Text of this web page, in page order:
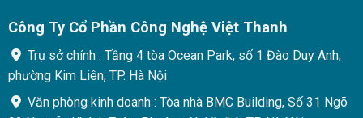
Công Ty Cổ Phần Công Nghệ Việt Thanh
Trụ sở chính : Tầng 4 tòa Ocean Park, số 1 Đào Duy Anh,
phường Kim Liên, TP. Hà Nội
Văn phòng kinh doanh : Tòa nhà BMC Building, Số 31 Ngõ